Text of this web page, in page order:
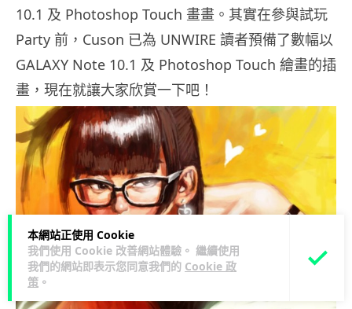
本網站正使用 Cookie
我們使用 Cookie 改善網站體驗。 繼續使用
我們的網站即表示您同意我們的 Cookie 政
策 。
10.1 及 Photoshop Touch 畫畫。其實在參與試玩
Party 前，Cuson 已為 UNWIRE 讀者預備了數幅以
GALAXY Note 10.1 及 Photoshop Touch 繪畫的插
畫，現在就讓大家欣賞一下吧！